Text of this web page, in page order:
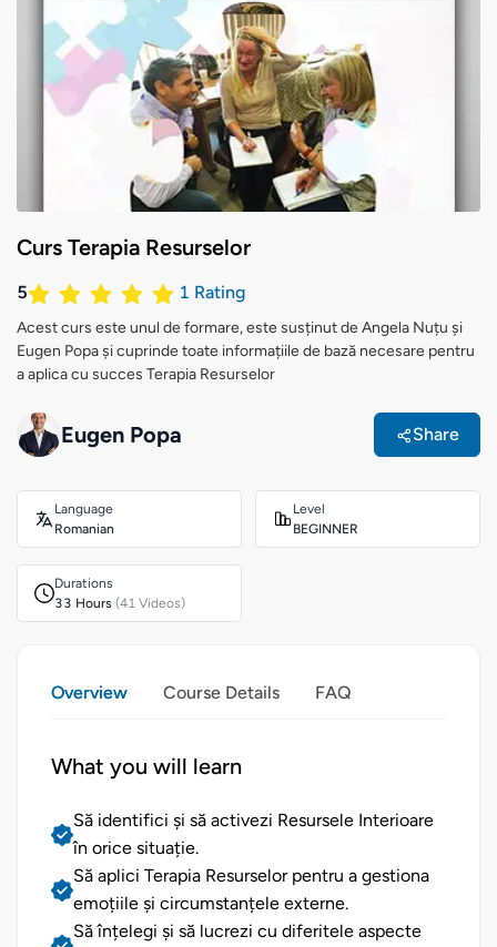
Curs Terapia Resurselor
5 1 Rating
Acest curs este unul de formare, este susținut de Angela Nuțu și
Eugen Popa și cuprinde toate informațiile de bază necesare pentru
a aplica cu succes Terapia Resurselor
Eugen Popa Share
Language
Romanian
Level
BEGINNER
Durations
33 Hours (41 Videos)
Overview Course Details FAQ
What you will learn
Să identifici și să activezi Resursele Interioare
în orice situație.
Să aplici Terapia Resurselor pentru a gestiona
emoțiile și circumstanțele externe.
Să înțelegi și să lucrezi cu diferitele aspecte